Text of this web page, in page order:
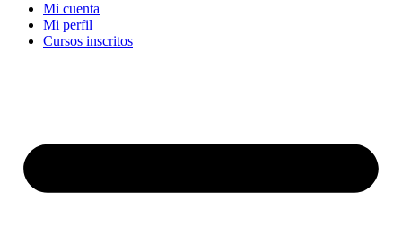
Mi cuenta
Mi perfil
Cursos inscritos